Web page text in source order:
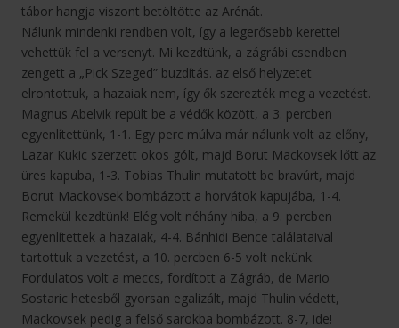
tábor hangja viszont betöltötte az Arénát.
Nálunk mindenki rendben volt, így a legerősebb kerettel
vehettük fel a versenyt. Mi kezdtünk, a zágrábi csendben
zengett a „Pick Szeged” buzdítás. az első helyzetet
elrontottuk, a hazaiak nem, így ők szerezték meg a vezetést.
Magnus Abelvik repült be a védők között, a 3. percben
egyenlítettünk, 1-1. Egy perc múlva már nálunk volt az előny,
Lazar Kukic szerzett okos gólt, majd Borut Mackovsek lőtt az
üres kapuba, 1-3. Tobias Thulin mutatott be bravúrt, majd
Borut Mackovsek bombázott a horvátok kapujába, 1-4.
Remekül kezdtünk! Elég volt néhány hiba, a 9. percben
egyenlítettek a hazaiak, 4-4. Bánhidi Bence találataival
tartottuk a vezetést, a 10. percben 6-5 volt nekünk.
Fordulatos volt a meccs, fordított a Zágráb, de Mario
Sostaric hetesből gyorsan egalizált, majd Thulin védett,
Mackovsek pedig a felső sarokba bombázott. 8-7, ide!